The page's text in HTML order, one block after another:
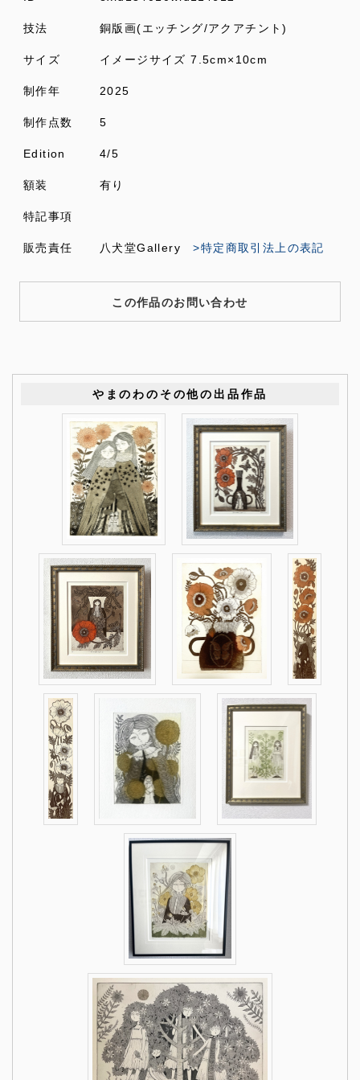
技法 銅版画(エッチング/アクアチント)
サイズ イメージサイズ 7.5cm×10cm
制作年 2025
制作点数 5
Edition 4/5
額装 有り
特記事項
販売責任 八犬堂Gallery>特定商取引法上の表記
この作品のお問い合わせ
やまのわのその他の出品作品